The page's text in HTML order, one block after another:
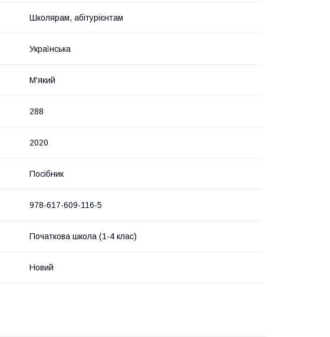
Школярам, абітурієнтам
Українська
М'який
288
2020
Посібник
978-617-609-116-5
Початкова школа (1-4 клас)
Новий